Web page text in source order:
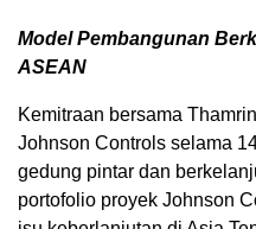
Model Pembangunan
ASEAN
Kemitraan bersama
Johnson Controls selama
gedung pintar dan
portofolio proyek Johnson